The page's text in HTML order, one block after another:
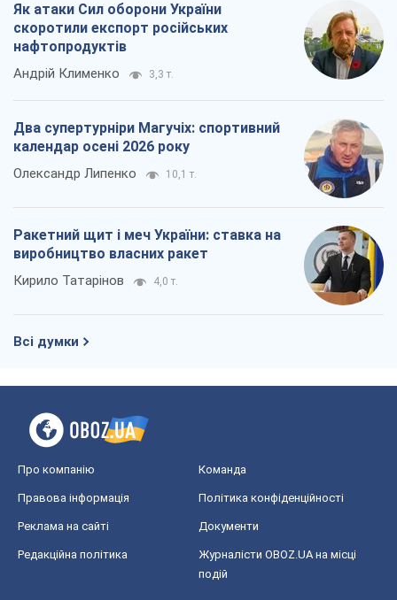
Як атаки Сил оборони України
скоротили експорт російських
нафтопродуктів
Андрій Клименко 3,3 т.
Два супертурніри Магучіх: спортивний
календар осені 2026 року
Олександр Липенко 10,1 т.
Ракетний щит і меч України: ставка на
виробництво власних ракет
Кирило Татарінов 4,0 т.
Всі думки
Про компанію Команда
Правова інформація Політика конфіденційності
Реклама на сайті Документи
Редакційна політика
Журналісти OBOZ.UA на місці
подій